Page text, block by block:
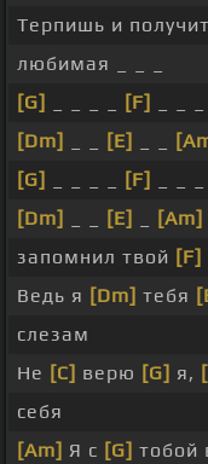
Терпишь и
любимая _ _ _
[G]
[F]
[Dm]
[E]
[G]
[F]
[Dm]
[E] [Am]
запомнил твой [F]
Ведь я [Dm] тебя
слезам
Не [C] верю [G] я,
себя
[Am] Я с [G] тобой